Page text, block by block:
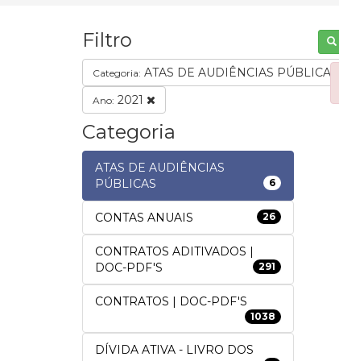
Filtro
Categoria: ATAS DE AUDIÊNCIAS PÚBLICAS
Ano: 2021
Categoria
ATAS DE AUDIÊNCIAS
PÚBLICAS
6
CONTAS ANUAIS 26
CONTRATOS ADITIVADOS |
DOC-PDF'S
291
CONTRATOS | DOC-PDF'S
1038
DÍVIDA ATIVA - LIVRO DOS